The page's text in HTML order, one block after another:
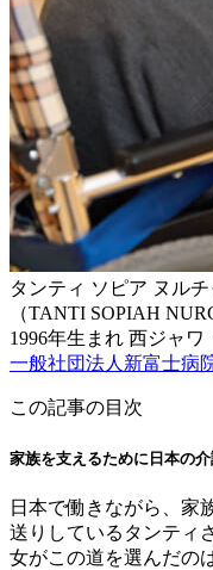
タンティ ソピア ヌル
（TANTI SOPIAH
1996年生まれ 西ジャワ
一般社団法人新富士病
この記事の目次
家族を支えるために日本の
日本で働きながら、家
送りしているタンティ
女がこの道を選んだの